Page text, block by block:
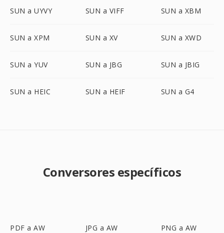
SUN a UYVY SUN a VIFF SUN a XBM
SUN a XPM SUN a XV SUN a XWD
SUN a YUV SUN a JBG SUN a JBIG
SUN a HEIC SUN a HEIF SUN a G4
Conversores específicos
PDF a AW JPG a AW PNG a AW